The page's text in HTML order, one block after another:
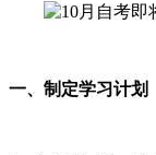
一、制定学习计划